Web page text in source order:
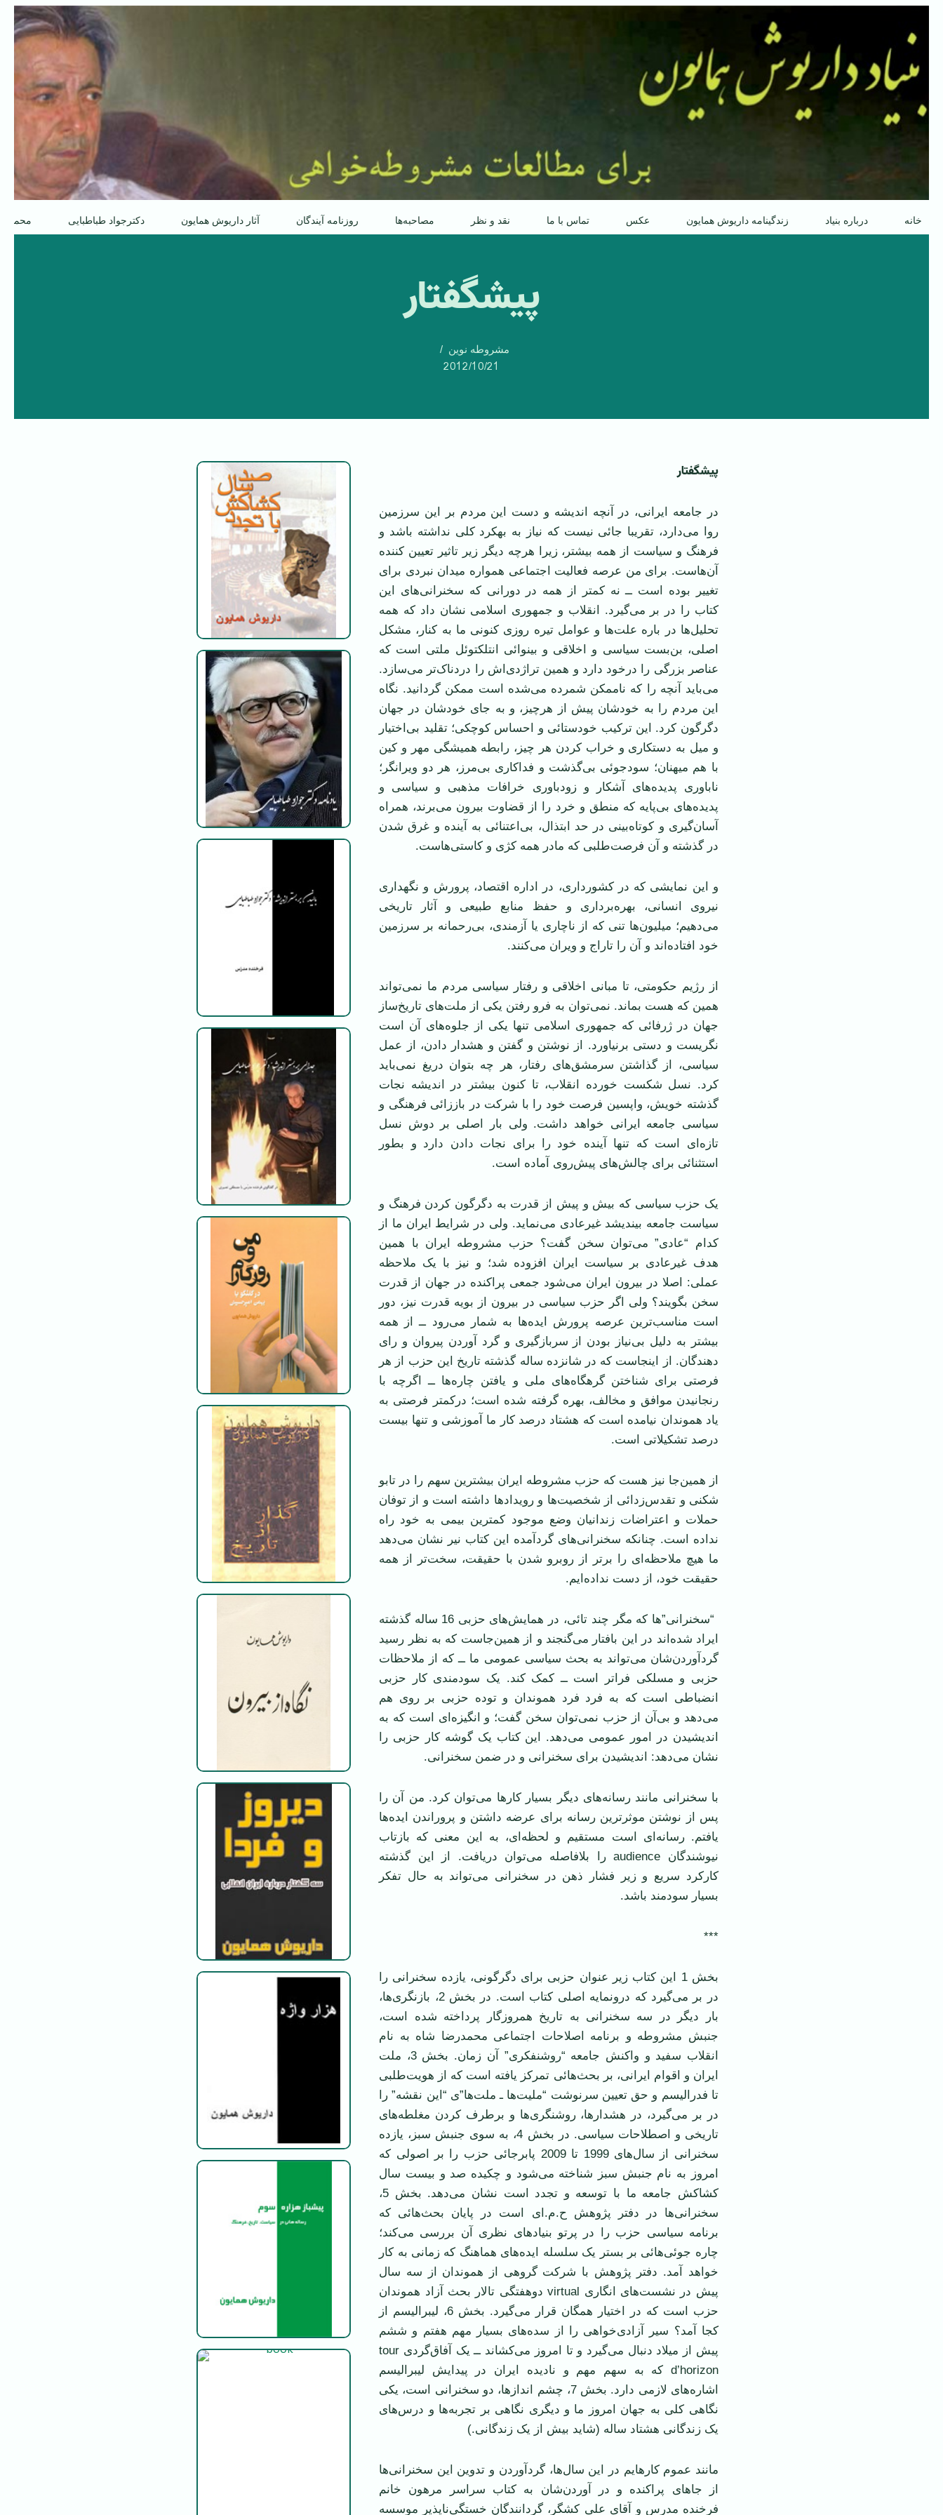
پرش
محتوا
خانه درباره بنیاد زندگینامه داریوش همایون عکس تماس با ما نقد و نظر مصاحبه‌ها روزنامه آیندگان آثار داریوش همایون دکترجواد طباطبایی
پیشگفتار
مشروطه نوین
2012/10/21
پیشگفتار
در جامعه ایرانی، در آنچه اندیشه و دست این مردم بر این سرزمین
روا می‌دارد، تقریبا جائی نیست که نیاز به بهکرد کلی نداشته باشد و
فرهنگ و سیاست از همه بیشتر، زیرا هرچه دیگر زیر تاثیر تعیین کننده
آن‌هاست. برای من عرصه فعالیت اجتماعی همواره میدان نبردی برای
تغییر بوده است ــ نه کمتر از همه در دورانی که سخنرانی‌های این
کتاب را در بر می‌گیرد. انقلاب و جمهوری اسلامی نشان داد که همه
تحلیل‌ها در باره علت‌ها و عوامل تیره روزی کنونی ما به کنار، مشکل
اصلی، بن‌بست سیاسی و اخلاقی و بینوائی انتلکتوئل ملتی است که
عناصر بزرگی را درخود دارد و همین تراژدی‌اش را دردناک‌تر می‌سازد.
می‌باید آنچه را که ناممکن شمرده می‌شده است ممکن گردانید. نگاه
این مردم را به خودشان پیش از هرچیز، و به جای خودشان در جهان
دگرگون کرد. این ترکیب خودستائی و احساس کوچکی؛ تقلید بی‌اختیار
و میل به دستکاری و خراب کردن هر چیز، رابطه همیشگی مهر و کین
با هم میهنان؛ سودجوئی بی‌گذشت و فداکاری بی‌مرز، هر دو ویرانگر؛
ناباوری پدیده‌های آشکار و زودباوری خرافات مذهبی و سیاسی و
پدیده‌های بی‌پایه که منطق و خرد را از قضاوت بیرون می‌برند، همراه
آسان‌گیری و کوتاه‌بینی در حد ابتذال، بی‌اعتنائی به آینده و غرق شدن
در گذشته و آن فرصت‌طلبی که مادر همه کژی و کاستی‌هاست.
و این نمایشی که در کشورداری، در اداره اقتصاد، پرورش و نگهداری
نیروی انسانی، بهره‌برداری و حفظ منابع طبیعی و آثار تاریخی
می‌دهیم؛ میلیون‌ها تنی که از ناچاری یا آزمندی، بی‌رحمانه بر سرزمین
خود افتاده‌اند و آن را تاراج و ویران می‌کنند.
از رژیم حکومتی، تا مبانی اخلاقی و رفتار سیاسی مردم ما نمی‌تواند
همین که هست بماند. نمی‌توان به فرو رفتن یکی از ملت‌های تاریخ‌ساز
جهان در ژرفائی که جمهوری اسلامی تنها یکی از جلوه‌های آن است
نگریست و دستی برنیاورد. از نوشتن و گفتن و هشدار دادن، از عمل
سیاسی، از گذاشتن سرمشق‌های رفتار، هر چه بتوان دریغ نمی‌باید
کرد. نسل شکست خورده انقلاب، تا کنون بیشتر در اندیشه نجات
گذشته خویش، واپسین فرصت خود را با شرکت در باززائی فرهنگی و
سیاسی جامعه ایرانی خواهد داشت. ولی بار اصلی بر دوش نسل
تازه‌ای است که تنها آینده خود را برای نجات دادن دارد و بطور
استثنائی برای چالش‌های پیش‌روی آماده است.
یک حزب سیاسی که بیش و پیش از قدرت به دگرگون کردن فرهنگ و
سیاست جامعه بیندیشد غیرعادی می‌نماید. ولی در شرایط ایران ما از
کدام “عادی” می‌توان سخن گفت؟ حزب مشروطه ایران با همین
هدف غیرعادی بر سیاست ایران افزوده شد؛ و نیز با یک ملاحظه
عملی: اصلا در بیرون ایران می‌شود جمعی پراکنده در جهان از قدرت
سخن بگویند؟ ولی اگر حزب سیاسی در بیرون از بویه قدرت نیز، دور
است مناسب‌ترین عرصه پرورش ایده‌ها به شمار می‌رود ــ از همه
بیشتر به دلیل بی‌نیاز بودن از سربازگیری و گرد آوردن پیروان و رای
دهندگان. از اینجاست که در شانزده ساله گذشته تاریخ این حزب از هر
فرصتی برای شناختن گرهگاه‌های ملی و یافتن چاره‌ها ــ اگرچه با
رنجانیدن موافق و مخالف، بهره گرفته شده است؛ درکمتر فرصتی به
یاد هموندان نیامده است که هشتاد درصد کار ما آموزشی و تنها بیست
درصد تشکیلاتی است.
از همین‌جا نیز هست که حزب مشروطه ایران بیشترین سهم را در تابو
شکنی و تقدس‌زدائی از شخصیت‌ها و رویدادها داشته است و از توفان
حملات و اعتراضات زندانیان وضع موجود کمترین بیمی به خود راه
نداده است. چنانکه سخنرانی‌های گردآمده این کتاب نیر نشان می‌دهد
ما هیچ ملاحظه‌ای را برتر از روبرو شدن با حقیقت، سخت‌تر از همه
حقیقت خود، از دست نداده‌ایم.
“سخنرانی”ها که مگر چند تائی، در همایش‌های حزبی 16 ساله گذشته
ایراد شده‌اند در این بافتار می‌گنجند و از همین‌جاست که به نظر رسید
گردآوردن‌شان می‌تواند به بحث سیاسی عمومی ما ــ که از ملاحظات
حزبی و مسلکی فراتر است ــ کمک کند. یک سودمندی کار حزبی
انضباطی است که به فرد فرد هموندان و توده حزبی بر روی هم
می‌دهد و بی‌آن از حزب نمی‌توان سخن گفت؛ و انگیزه‌ای است که به
اندیشیدن در امور عمومی می‌دهد. این کتاب یک گوشه کار حزبی را
نشان می‌دهد: اندیشیدن برای سخنرانی و در ضمن سخنرانی.
با سخنرانی مانند رسانه‌های دیگر بسیار کارها می‌توان کرد. من آن را
پس از نوشتن موثرترین رسانه برای عرضه داشتن و پروراندن ایده‌ها
یافتم. رسانه‌ای است مستقیم و لحظه‌ای، به این معنی که بازتاب
نیوشندگان audience را بلافاصله می‌توان دریافت. از این گذشته
کارکرد سریع و زیر فشار ذهن در سخنرانی می‌تواند به حال تفکر
بسیار سودمند باشد.
***
بخش 1 این کتاب زیر عنوان حزبی برای دگرگونی، یازده سخنرانی را
در بر می‌گیرد که درونمایه اصلی کتاب است. در بخش 2، بازنگری‌ها،
بار دیگر در سه سخنرانی به تاریخ همروزگار پرداخته شده است،
جنبش مشروطه و برنامه اصلاحات اجتماعی محمدرضا شاه به نام
انقلاب سفید و واکنش جامعه “روشنفکری” آن زمان. بخش 3، ملت
ایران و اقوام ایرانی، بر بحث‌هائی تمرکز یافته است که از هویت‌طلبی
تا فدرالیسم و حق تعیین سرنوشت “ملیت‌ها ـ ملت‌ها”ی “این نقشه” را
در بر می‌گیرد، در هشدارها، روشنگری‌ها و برطرف کردن مغلطه‌های
تاریخی و اصطلاحات سیاسی. در بخش 4، به سوی جنبش سبز، یازده
سخنرانی از سال‌های 1999 تا 2009 پابرجائی حزب را بر اصولی که
امروز به نام جنبش سبز شناخته می‌شود و چکیده صد و بیست سال
کشاکش جامعه ما با توسعه و تجدد است نشان می‌دهد. بخش 5،
سخنرانی‌ها در دفتر پژوهش ح.م.ای است در پایان بحث‌هائی که
برنامه سیاسی حزب را در پرتو بنیادهای نظری آن بررسی می‌کند؛
چاره جوئی‌هائی بر بستر یک سلسله ایده‌های هماهنگ که زمانی به کار
خواهد آمد. دفتر پژوهش با شرکت گروهی از هموندان از سه سال
پیش در نشست‌های انگاری virtual دوهفتگی تالار بحث آزاد هموندان
حزب است که در اختیار همگان قرار می‌گیرد. بخش 6، لیبرالیسم از
کجا آمد؟ سیر آزادی‌خواهی را از سده‌های بسیار مهم هفتم و ششم
پیش از میلاد دنبال می‌گیرد و تا امروز می‌کشاند ــ یک آفاق‌گردی tour
d’horizon که به سهم مهم و نادیده ایران در پیدایش لیبرالیسم
اشاره‌های لازمی دارد. بخش 7، چشم اندازها، دو سخنرانی است، یکی
نگاهی کلی به جهان امروز ما و دیگری نگاهی بر تجربه‌ها و درس‌های
یک زندگانی هشتاد ساله (شاید بیش از یک زندگانی.)
مانند عموم کارهایم در این سال‌ها، گردآوردن و تدوین این سخنرانی‌ها
از جاهای پراکنده و در آوردن‌شان به کتاب سراسر مرهون خانم
فرخنده مدرس و آقای علی کشگر، گردانندگان خستگی‌ناپذیر موسسه